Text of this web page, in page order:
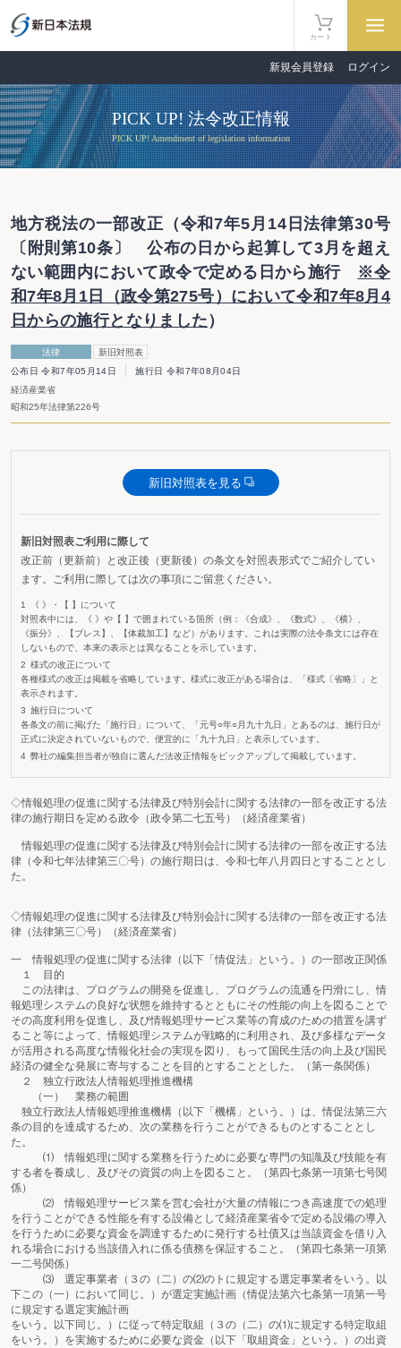
カート
新規会員登録 ログイン
PICK UP! 法令改正情報
PICK UP! Amendment of legislation information
地方税法の一部改正（令和7年5月14日法律第30号
〔附則第10条〕 公布の日から起算して3月を超え
ない範囲内において政令で定める日から施行 ※令
和7年8月1日（政令第275号）において令和7年8月4
日からの施行となりました）
法律
新旧対照表
公布日 令和7年05月14日
施行日 令和7年08月04日
経済産業省
昭和25年法律第226号
新旧対照表を見る
新旧対照表ご利用に際して
改正前（更新前）と改正後（更新後）の条文を対照表形式でご紹介してい
ます。ご利用に際しては次の事項にご留意ください。
《 》・【 】について
対照表中には、《 》や【 】で囲まれている箇所（例：《合成》、《数式》、《横》、
《振分》、【ブレス】、【体裁加工】など）があります。これは実際の法令条文には存在
しないもので、本来の表示とは異なることを示しています。
様式の改正について
各種様式の改正は掲載を省略しています。様式に改正がある場合は、「様式〔省略〕」と
表示されます。
施行日について
各条文の前に掲げた「施行日」について、「元号○年○月九十九日」とあるのは、施行日が
正式に決定されていないもので、便宜的に「九十九日」と表示しています。
弊社の編集担当者が独自に選んだ法改正情報をピックアップして掲載しています。
◇情報処理の促進に関する法律及び特別会計に関する法律の一部を改正する法
律の施行期日を定める政令（政令第二七五号）（経済産業省）
情報処理の促進に関する法律及び特別会計に関する法律の一部を改正する法
律（令和七年法律第三〇号）の施行期日は、令和七年八月四日とすることとし
た。
◇情報処理の促進に関する法律及び特別会計に関する法律の一部を改正する法
律（法律第三〇号）（経済産業省）
一 情報処理の促進に関する法律（以下「情促法」という。）の一部改正関係
１ 目的
この法律は、プログラムの開発を促進し、プログラムの流通を円滑にし、情
報処理システムの良好な状態を維持するとともにその性能の向上を図ることで
その高度利用を促進し、及び情報処理サービス業等の育成のための措置を講ず
ること等によって、情報処理システムが戦略的に利用され、及び多様なデータ
が活用される高度な情報化社会の実現を図り、もって国民生活の向上及び国民
経済の健全な発展に寄与することを目的とすることとした。（第一条関係）
２ 独立行政法人情報処理推進機構
（一） 業務の範囲
独立行政法人情報処理推進機構（以下「機構」という。）は、情促法第三六
条の目的を達成するため、次の業務を行うことができるものとすることとし
た。
⑴ 情報処理に関する業務を行うために必要な専門の知識及び技能を有
する者を養成し、及びその資質の向上を図ること。（第四七条第一項第七号関
係）
⑵ 情報処理サービス業を営む会社が大量の情報につき高速度での処理
を行うことができる性能を有する設備として経済産業省令で定める設備の導入
を行うために必要な資金を調達するために発行する社債又は当該資金を借り入
れる場合における当該借入れに係る債務を保証すること。（第四七条第一項第
一二号関係）
⑶ 選定事業者（３の（二）の⑵のトに規定する選定事業者をいう。以
下この（一）において同じ。）が選定実施計画（情促法第六七条第一項第一号
に規定する選定実施計画
をいう。以下同じ。）に従って特定取組（３の（二）の⑴に規定する特定取組
をいう。）を実施するために必要な資金（以下「取組資金」という。）の出資